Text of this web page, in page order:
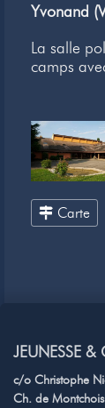
Yvonand
La salle
camps
Carte
JEUNESSE &
c/o Christophe
Ch. de